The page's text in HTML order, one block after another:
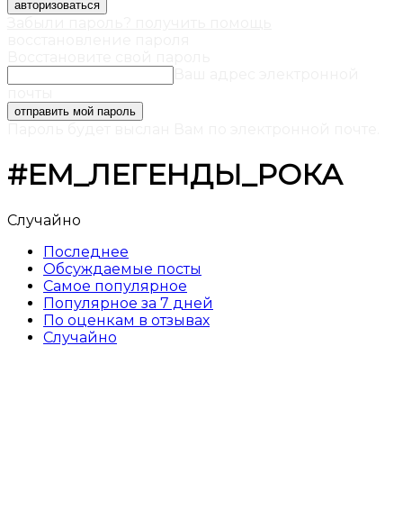
#ЕМ_ЛЕГЕНДЫ_РОКА
Случайно
Последнее
Обсуждаемые посты
Самое популярное
Популярное за 7 дней
По оценкам в отзывах
Случайно